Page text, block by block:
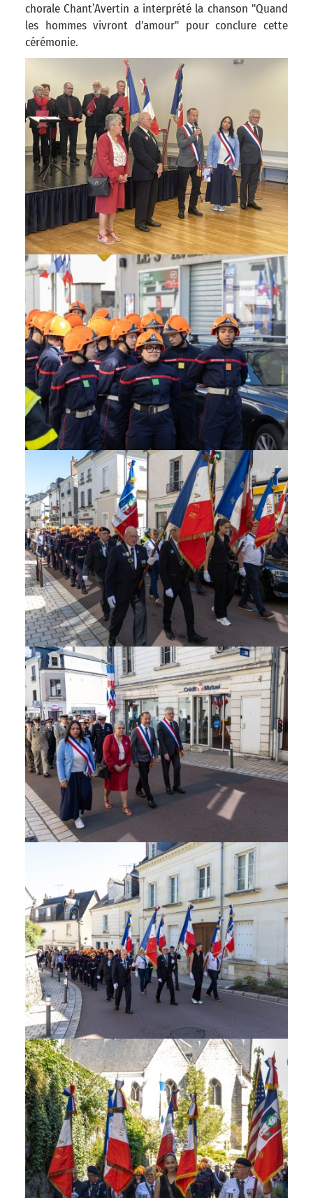
chorale Chant’Avertin a interprété la chanson "Quand
les hommes vivront d'amour" pour conclure cette
cérémonie.